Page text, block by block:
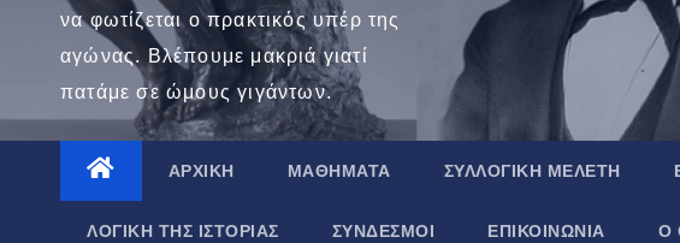
να φωτίζεται ο πρακτικός υπέρ της
αγώνας. Βλέπουμε μακριά γιατί
πατάμε σε ώμους γιγάντων.
ΑΡΧΙΚΉ ΜΑΘΉΜΑΤΑ ΣΥΛΛΟΓΙΚΉ ΜΕΛΈΤΗ
ΛΟΓΙΚΉ ΤΗΣ ΙΣΤΟΡΊΑΣ ΣΎΝΔΕΣΜΟΙ ΕΠΙΚΟΙΝΩΝΊΑ Ο